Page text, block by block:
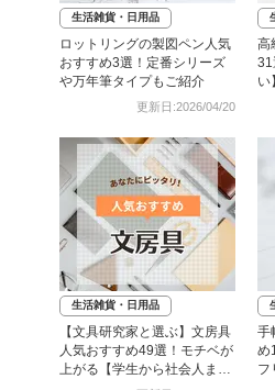
生活雑貨・日用品
ロットリングの製図ペン人気
おすすめ3選！定番シリーズ
や万年筆タイプもご紹介
更新日:2026/04/20
高
31
い
生活雑貨・日用品
【文具研究家と選ぶ】文房具
人気おすすめ49選！モチベが
上がる【学生から社会人ま
手
め
フ